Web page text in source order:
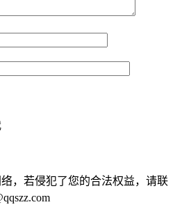
，若侵犯了您的合法权益，请联